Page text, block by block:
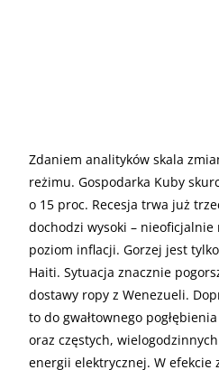
Zdaniem analityków skala
reżimu. Gospodarka Kuby
o 15 proc. Recesja trwa już
dochodzi wysoki – nieoficjalnie
poziom inflacji. Gorzej jest
Haiti. Sytuacja znacznie
dostawy ropy z Wenezueli.
to do gwałtownego
oraz częstych,
energii elektrycznej. W efekcie